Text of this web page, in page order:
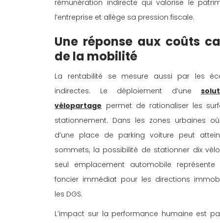
rémunération indirecte qui valorise le
l’entreprise et allège sa pression fiscale.
Une réponse aux coûts
de la mobilité
La rentabilité se mesure aussi par les
indirectes. Le déploiement d’une
vélopartage permet de rationaliser les
stationnement. Dans les zones urbaines
d’une place de parking voiture peut
sommets, la possibilité de stationner dix
seul emplacement automobile
foncier immédiat pour les directions
les DGS.
L’impact sur la performance humaine est